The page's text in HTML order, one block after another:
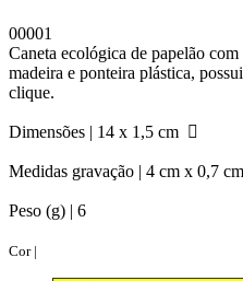
00001
Caneta ecológica de papelão
madeira e ponteira plástica,
clique.
Dimensões | 14 x 1,5 cm
Medidas gravação | 4 cm x 0,7 cm
Peso (g) | 6
Cor |